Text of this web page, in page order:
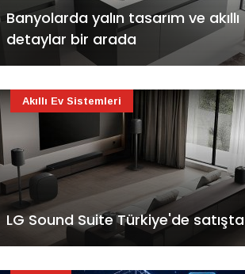
Banyolarda yalın tasarım ve akıllı
detaylar bir arada
LG Sound Suite Türkiye'de satışta
Akıllı Ev Sistemleri